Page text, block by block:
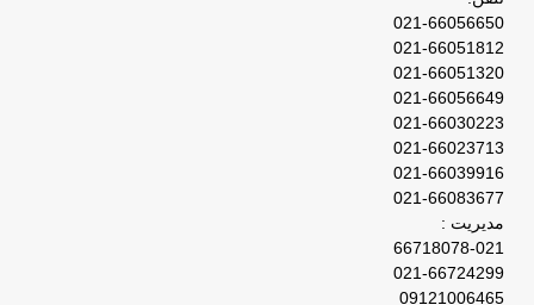
021-66056650
021-66051812
021-66051320
021-66056649
021-66030223
021-66023713
021-66039916
021-66083677
مدیریت :
66718078-021
021-66724299
09121006465